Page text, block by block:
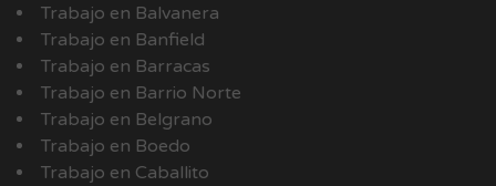
Trabajo en Balvanera
Trabajo en Banfield
Trabajo en Barracas
Trabajo en Barrio Norte
Trabajo en Belgrano
Trabajo en Boedo
Trabajo en Caballito